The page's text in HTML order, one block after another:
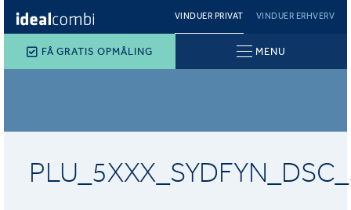
VINDUER PRIVAT VINDUER ERHVERV
FÅ GRATIS OPMÅLING MENU